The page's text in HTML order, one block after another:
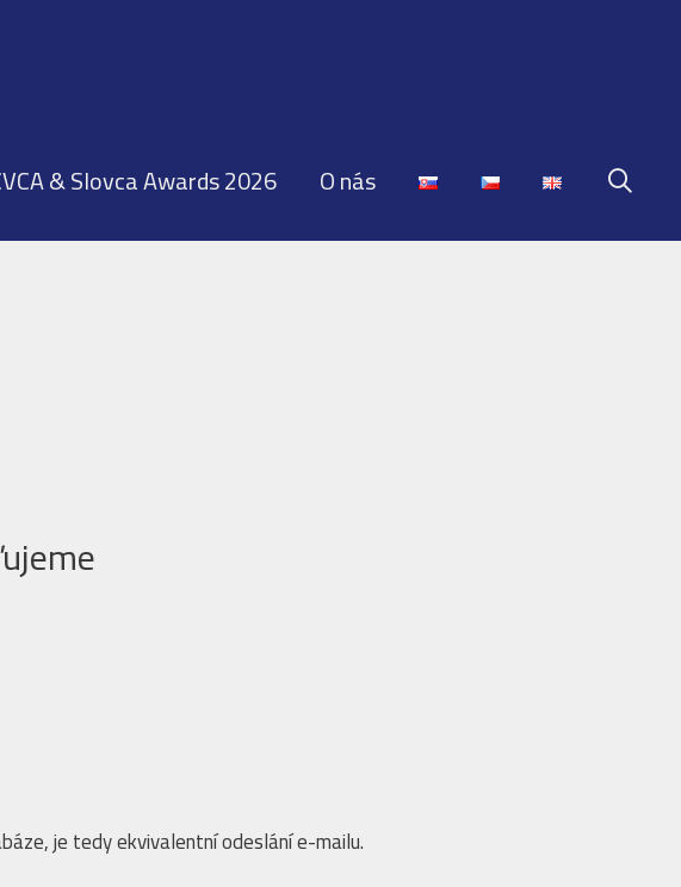
& Slovca Awards 2026 O nás
je tedy ekvivalentní odeslání e-mailu.